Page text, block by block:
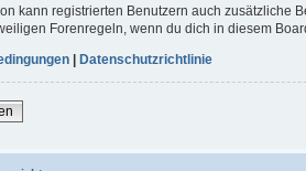
kann registrierten Benutzern auch zusätzliche
Forenregeln, wenn du dich in diesem
| Datenschutzrichtlinie